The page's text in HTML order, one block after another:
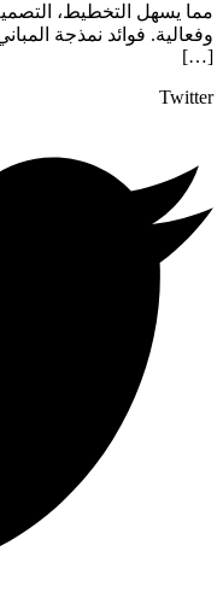
مما يسهل التخطيط،
وفعالية. فوائد نمذجة
[…]
Twitter